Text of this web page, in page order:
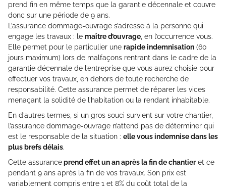
prend fin en même temps que la garantie décennale et couvre
donc sur une période de 9 ans.
L’assurance dommage-ouvrage s’adresse à la personne qui
engage les travaux : le maître d’ouvrage, en l’occurrence vous.
Elle permet pour le particulier une rapide indemnisation (60
jours maximum) lors de malfaçons rentrant dans le cadre de la
garantie décennale de l’entreprise que vous aurez choisie pour
effectuer vos travaux, en dehors de toute recherche de
responsabilité. Cette assurance permet de réparer les vices
menaçant la solidité de l’habitation ou la rendant inhabitable.
En d’autres termes, si un gros souci survient sur votre chantier,
l’assurance dommage-ouvrage n’attend pas de déterminer qui
est le responsable de la situation : elle vous indemnise dans les
plus brefs délais.
Cette assuranceprend effet un an après la fin de chantieret ce
pendant 9 ans après la fin de vos travaux. Son prix est
variablement compris entre 1 et 8% du coût total de la